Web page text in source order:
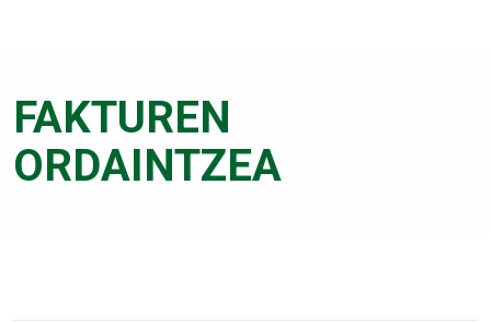
FAKTUREN
ORDAINTZEA